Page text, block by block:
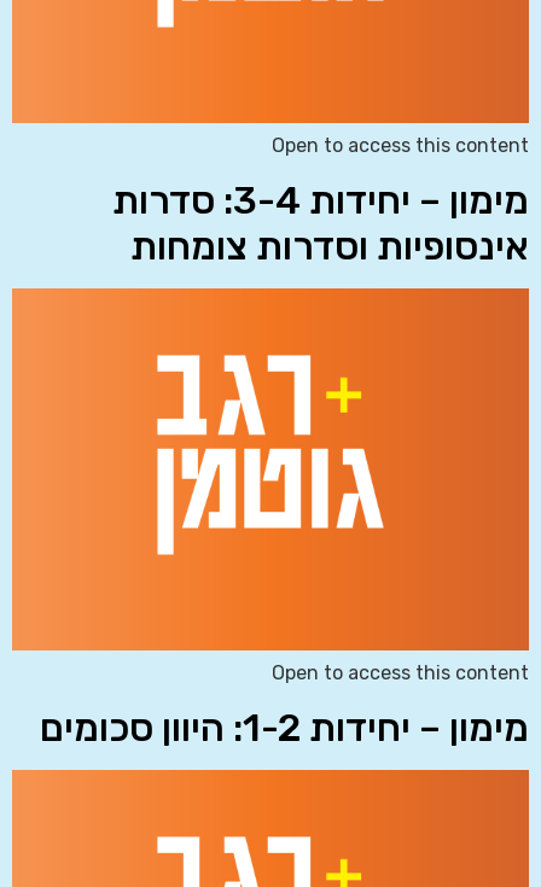
Open to access this content
מימון – יחידות 3-4: סדרות
אינסופיות וסדרות צומחות
Open to access this content
מימון – יחידות 1-2: היוון סכומים